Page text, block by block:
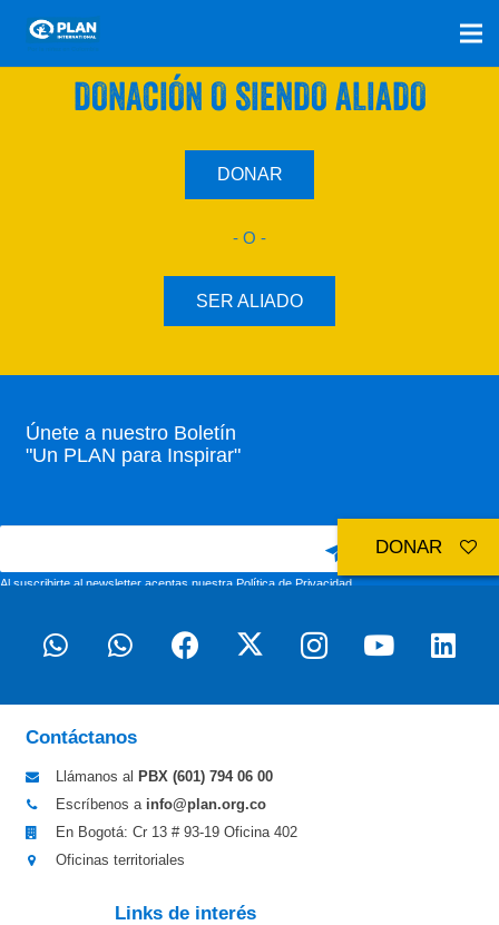
SÚMATE A NUESTRO PLAN CON UNA
DONACIÓN O SIENDO ALIADO
DONAR
- O -
SER ALIADO
Únete a nuestro Boletín
"Un PLAN para Inspirar"
Al suscribirte al newsletter aceptas nuestraPolítica de Privacidad
Contáctanos
Llámanos al PBX (601) 794 06 00
Escríbenos a info@plan.org.co
En Bogotá: Cr 13 # 93-19 Oficina 402
Oficinas territoriales
Links de interés
DONAR